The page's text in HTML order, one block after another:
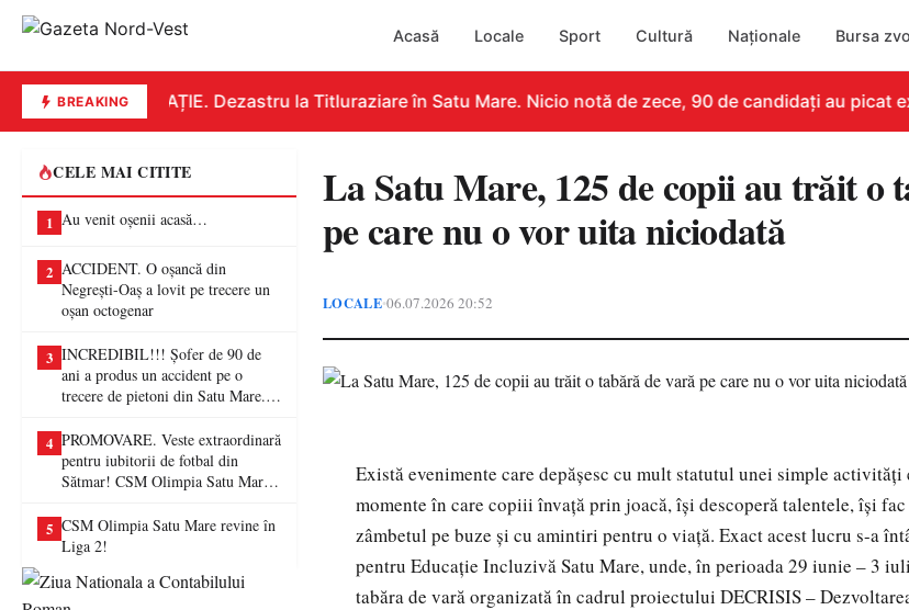
Acasă Locale Sport Cultură Naționale Bursa
BREAKINGEDUCAȚIE. Dezastru la Titluraziare în Satu Mare. Nicio notă de zece, 90 de candidați au picat
CELE MAI CITITE
1 Au venit oșenii acasă…
2 ACCIDENT. O oșancă din
Negrești-Oaș a lovit pe trecere un
oșan octogenar
3 INCREDIBIL!!! Șofer de 90 de
ani a produs un accident pe o
trecere de pietoni din Satu Mare. O
4 PROMOVARE. Veste extraordinară
pentru iubitorii de fotbal din
Sătmar! CSM Olimpia Satu Mare
5 CSM Olimpia Satu Mare revine în
Liga 2!
La Satu Mare, 125 de copii au trăit o
pe care nu o vor uita niciodată
LOCALE•06.07.2026 20:52
Există evenimente care depășesc cu mult statutul unei simple activități
momente în care copiii învață prin joacă, își descoperă talentele, își
zâmbetul pe buze și cu amintiri pentru o viață. Exact acest lucru s-a
pentru Educație Incluzivă Satu Mare, unde, în perioada 29 iunie – 3
tabăra de vară organizată în cadrul proiectului DECRISIS –